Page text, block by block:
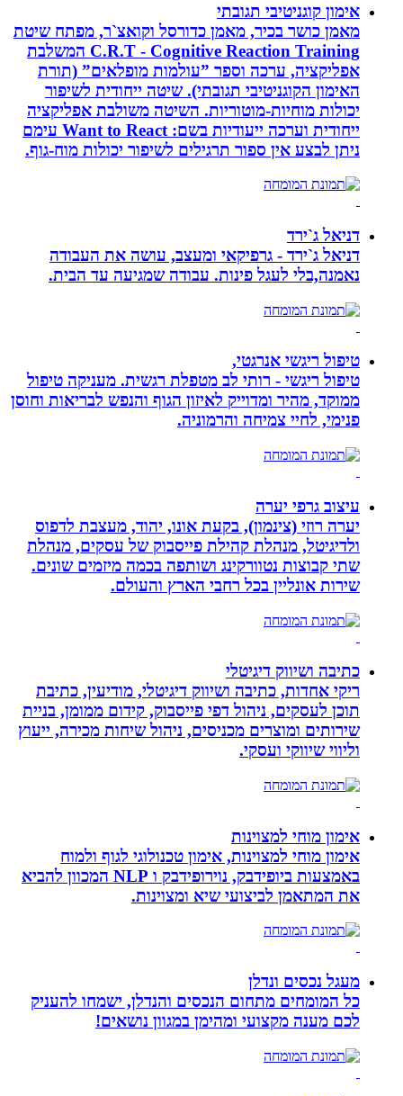
אימון קוגניטיבי תגובתי
מאמן כושר בכיר, מאמן כדורסל וקואצ`ר, מפתח שיטת
C.R.T - Cognitive Reaction Training המשלבת
אפליקציה, ערכה וספר ”עולמות מופלאים” (תורת
האימון הקוגניטיבי תגובתי). שיטה ייחודית לשיפור
יכולות מוחיות-מוטוריות. השיטה משולבת אפליקציה
ייחודית וערכה ייעודיות בשם: Want to React עימם
ניתן לבצע אין ספור תרגילים לשיפור יכולות מוח-גוף.
דניאל ג`ירד
דניאל ג`ירד - גרפיקאי ומעצב, עושה את העבודה
נאמנה,בלי לעגל פינות. עבודה שמגיעה עד הבית.
טיפול ריגשי אנרגטי,
טיפול ריגשי - רותי לב מטפלת רגשית. מעניקה טיפול
ממוקד, מהיר ומדוייק לאיזון הגוף והנפש לבריאות וחוסן
פנימי, לחיי צמיחה והרמוניה.
עיצוב גרפי יערה
יערה רוזי (צינמון), בקעת אונו, יהוד, מעצבת לדפוס
ולדיגיטל, מנהלת קהילת פייסבוק של עסקים, מנהלת
שתי קבוצות נטוורקינג ושותפה בכמה מיזמים שונים.
שירות אונליין בכל רחבי הארץ והעולם.
כתיבה ושיווק דיגיטלי
ריקי אחדות, כתיבה ושיווק דיגיטלי, מודיעין, כתיבת
תוכן לעסקים, ניהול דפי פייסבוק, קידום ממומן, בניית
שירותים ומוצרים מכניסים, ניהול שיחות מכירה, ייעוץ
וליווי שיווקי ועסקי.
אימון מוחי למצוינות
אימון מוחי למצוינות, אימון טכנולוגי לגוף ולמוח
באמצעות ביופידבק, נוירופידבק ו NLP המכוון להביא
את המתאמן לביצועי שיא ומצוינות.
מעגל נכסים ונדלן
כל המומחים מתחום הנכסים והנדלן, ישמחו להעניק
לכם מענה מקצועי ומהימן במגוון נושאים!